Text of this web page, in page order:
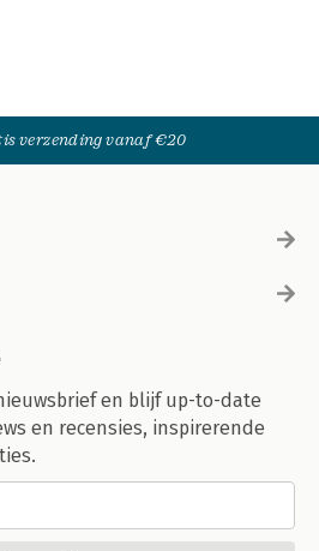
verzending vanaf €20
en blijf up-to-date
en recensies, inspirerende